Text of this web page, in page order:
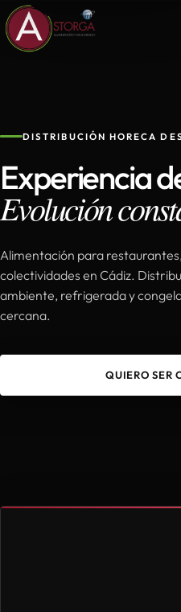
DISTRIBUCIÓN HORECA
Experiencia
Evolución
Alimentación para
colectividades en Cádiz.
ambiente, refrigerada y
cercana.
QUIERO SER